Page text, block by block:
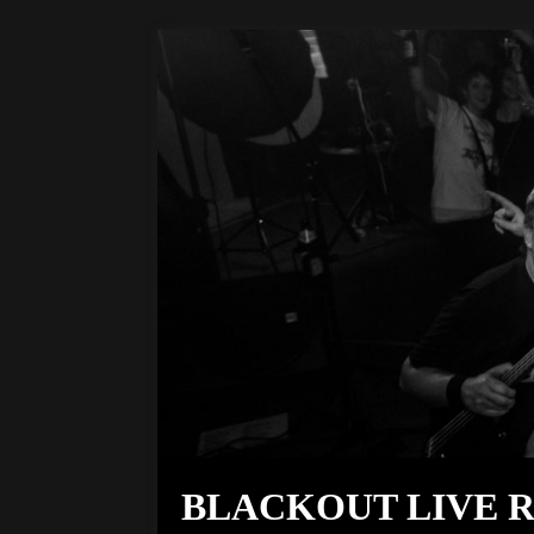
BLACKOUT LIVE